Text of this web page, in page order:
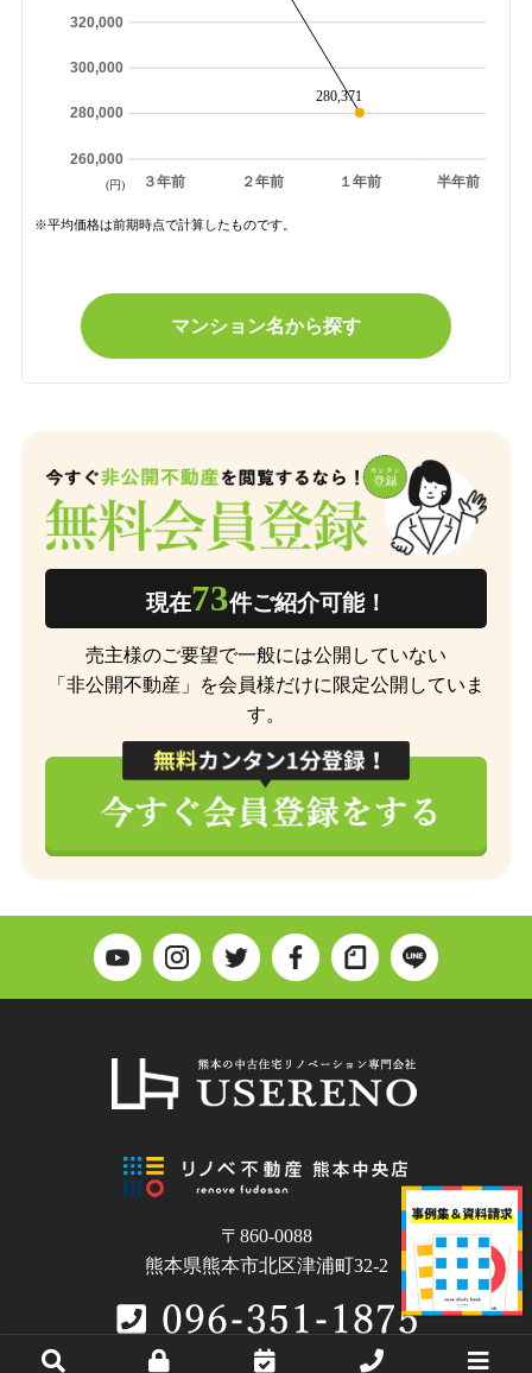
３年前 ２年前 １年前 半年前
260,000
280,000
300,000
320,000
280,371
(円)
※平均価格は前期時点で計算したものです。
マンション名から探す
現在73件ご紹介可能！
売主様のご要望で一般には公開していない
「非公開不動産」を会員様だけに限定公開していま
す。
〒860-0088
熊本県熊本市北区津浦町32-2